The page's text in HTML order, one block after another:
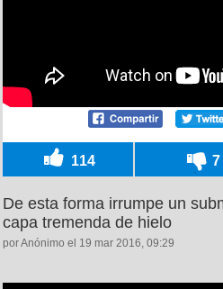
114 7
De esta forma irrumpe un
capa tremenda de hielo
por Anónimo el 19 mar 2016, 09:29